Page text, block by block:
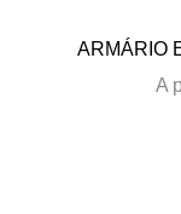
ARMÁRIO
A